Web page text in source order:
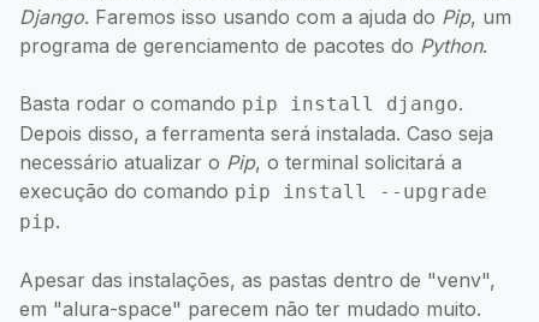
Django. Faremos isso usando com a ajuda do Pip, um
programa de gerenciamento de pacotes do Python.
Basta rodar o comando pip install django.
Depois disso, a ferramenta será instalada. Caso seja
necessário atualizar o Pip, o terminal solicitará a
execução do comando pip install --upgrade
pip.
Apesar das instalações, as pastas dentro de "venv",
em "alura-space" parecem não ter mudado muito.